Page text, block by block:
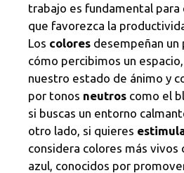
trabajo es fundamental para
que favorezca la
Los colores desempeñan un
cómo percibimos un
nuestro estado de ánimo y
por tonos neutros como el
si buscas un entorno
otro lado, si quieres
considera colores más vivos
azul, conocidos por